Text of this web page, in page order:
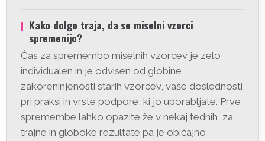
Kako dolgo traja, da se miselni vzorci
spremenijo?
Čas za spremembo miselnih vzorcev je zelo
individualen in je odvisen od globine
zakoreninjenosti starih vzorcev, vaše doslednosti
pri praksi in vrste podpore, ki jo uporabljate. Prve
spremembe lahko opazite že v nekaj tednih, za
trajne in globoke rezultate pa je običajno